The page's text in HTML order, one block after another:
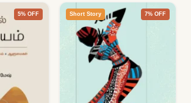
5% OFF Short Story 7% OFF